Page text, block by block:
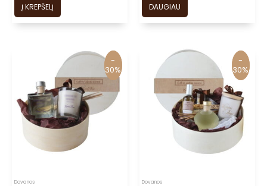
Į KREPŠELĮ DAUGIAU
-
30%
-
30%
Dovanos
-
30%
-
30%
Dovanos